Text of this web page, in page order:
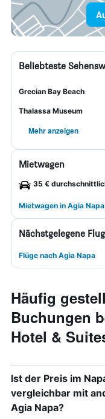
Beliebteste
Grecian Bay Beach
Thalassa Museum
Mehr anzeigen
Mietwagen
35 €
Mietwagen in Agia Napa
Nächstgelegene
Flüge nach Agia Napa
Häufig
Buchungen
Hotel &
Ist der Preis im
vergleichbar mit
Agia Napa?